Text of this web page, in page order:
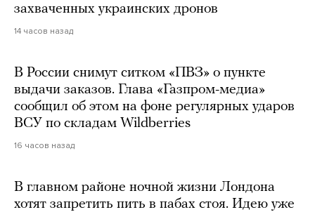
захваченных украинских дронов
14 часов назад
В России снимут ситком «ПВЗ» о пункте
выдачи заказов. Глава «Газпром-медиа»
сообщил об этом на фоне регулярных ударов
ВСУ по складам Wildberries
16 часов назад
В главном районе ночной жизни Лондона
хотят запретить пить в пабах стоя. Идею уже